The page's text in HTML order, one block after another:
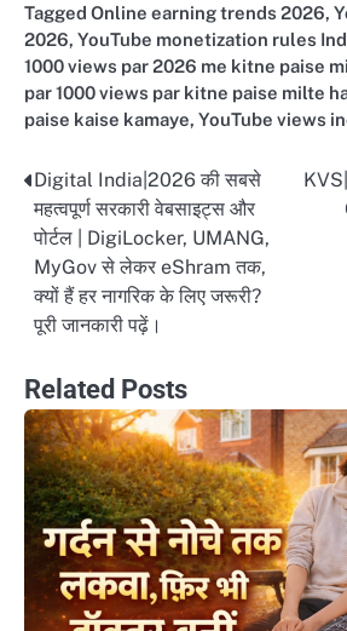
Tagged Online earning trends 2026,
2026, YouTube monetization rules
1000 views par 2026 me kitne paise
par 1000 views par kitne paise milte
paise kaise kamaye, YouTube views
Post
navigation
Digital India|2026 की सबसे
महत्वपूर्ण सरकारी वेबसाइट्स और
पोर्टल | DigiLocker, UMANG,
MyGov से लेकर eShram तक,
क्यों हैं हर नागरिक के लिए जरूरी?
पूरी जानकारी पढ़ें।
Related Posts